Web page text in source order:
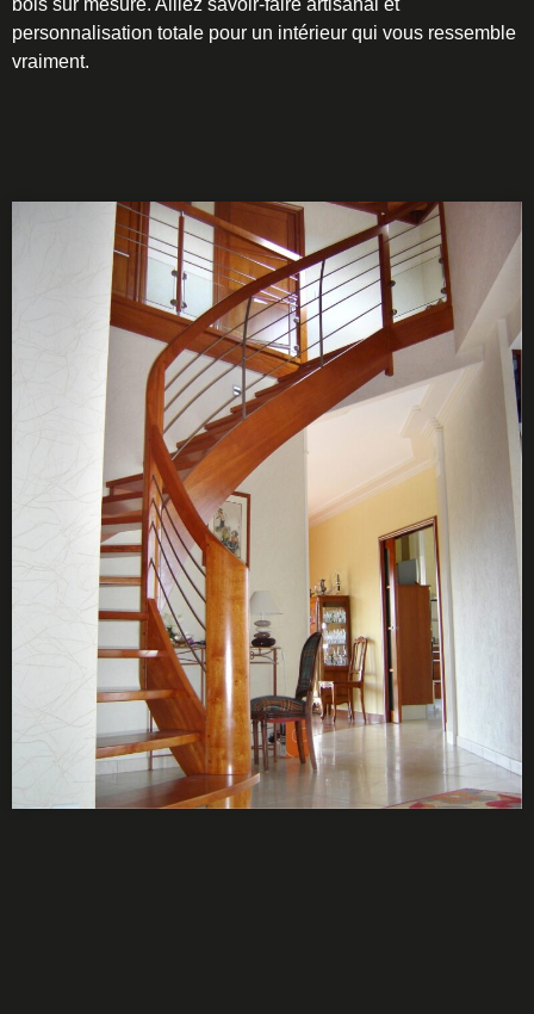
bois sur mesure. Alliez savoir-faire artisanal et
personnalisation totale pour un intérieur qui vous ressemble
vraiment.